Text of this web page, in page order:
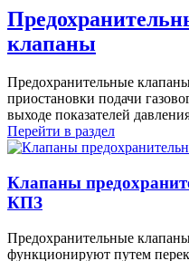
клапаны
Предохранительные
приостановки подачи
выходе показателей
Перейти в раздел
Клапаны
КПЗ
Предохранительные
функционируют путем